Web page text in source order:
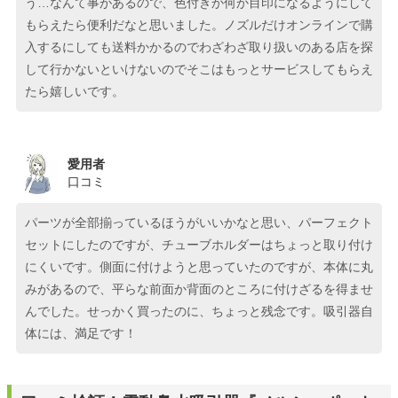
う…なんて事があるので、色付きか何か目印になるようにして
もらえたら便利だなと思いました。ノズルだけオンラインで購
入するにしても送料かかるのでわざわざ取り扱いのある店を探
して行かないといけないのでそこはもっとサービスしてもらえ
たら嬉しいです。
愛用者
口コミ
パーツが全部揃っているほうがいいかなと思い、パーフェクト
セットにしたのですが、チューブホルダーはちょっと取り付け
にくいです。側面に付けようと思っていたのですが、本体に丸
みがあるので、平らな前面か背面のところに付けざるを得ませ
んでした。せっかく買ったのに、ちょっと残念です。吸引器自
体には、満足です！